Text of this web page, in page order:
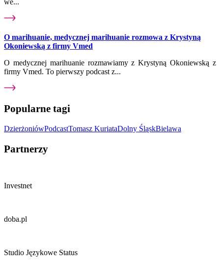
O marihuanie, medycznej marihuanie rozmowa z Krystyną
Okoniewską z firmy Vmed
O medycznej marihuanie rozmawiamy z Krystyną Okoniewską z
firmy Vmed. To pierwszy podcast z...
Popularne tagi
DzierżoniówPodcastTomasz KuriataDolny ŚląskBielawa
Partnerzy
Investnet
doba.pl
Studio Językowe Status